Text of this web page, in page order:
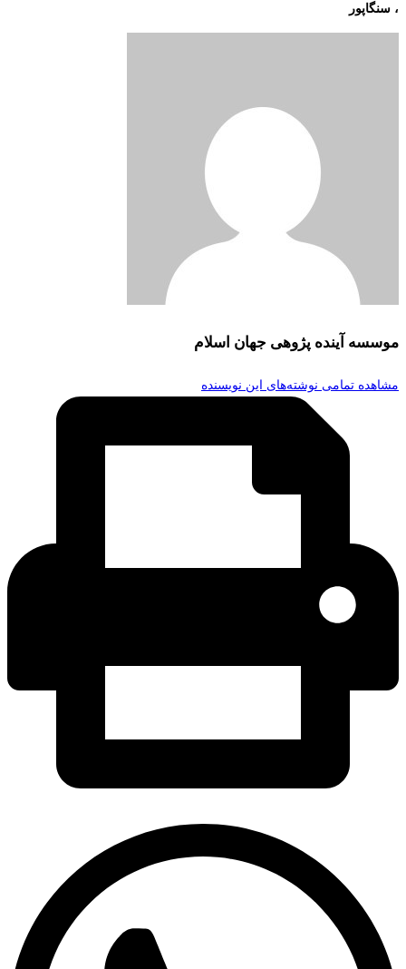
، سنگاپور
موسسه آینده پژوهی جهان اسلام
مشاهده تمامی نوشته‌های این نویسنده